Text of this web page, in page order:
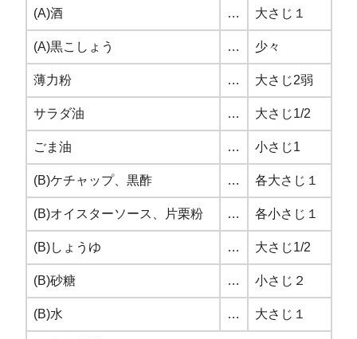
(A)酒 … 大さじ１
(A)黒こしょう … 少々
薄力粉 … 大さじ2弱
サラダ油 … 大さじ1/2
ごま油 … 小さじ1
(B)ケチャップ、黒酢 … 各大さじ１
(B)オイスターソース、片栗粉 … 各小さじ１
(B)しょうゆ … 大さじ1/2
(B)砂糖 … 小さじ２
(B)水 … 大さじ１